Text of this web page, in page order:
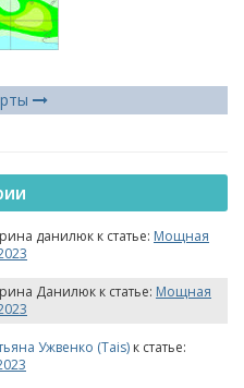
данилюк к статье: Мощная
Данилюк к статье: Мощная
Ужвенко (Tais) к статье: